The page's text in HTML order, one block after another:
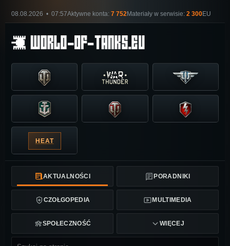
08.08.2026 • 07:57Aktywne konta: 7 752Materiały w serwisie: 2 300EU
HEAT
AKTUALNOŚCI PORADNIKI
CZOŁGOPEDIA MULTIMEDIA
SPOŁECZNOŚĆ WIĘCEJ